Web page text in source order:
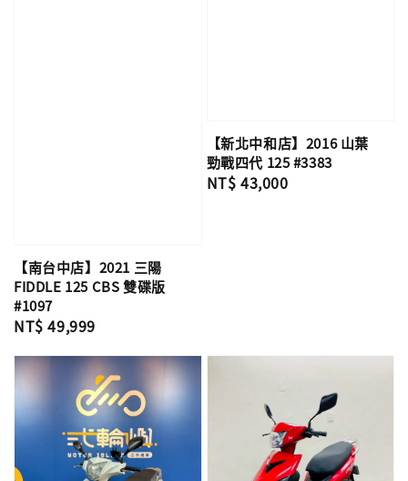
【南台中店】2021 三陽
FIDDLE 125 CBS 雙碟版
#1097
Regular
NT$ 49,999
【新北中和店】2016 山葉
勁戰四代 125 #3383
Regular
NT$ 43,000